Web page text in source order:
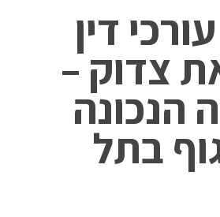
דין
צדוק –
הנכונה
בתל